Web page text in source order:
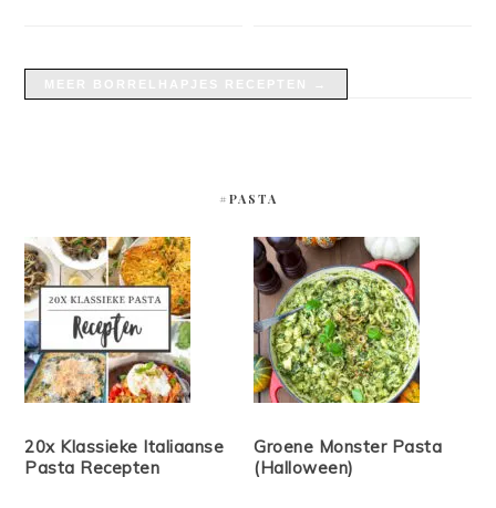
#PASTA
20x Klassieke Italiaanse
Pasta Recepten
Groene Monster Pasta
(Halloween)